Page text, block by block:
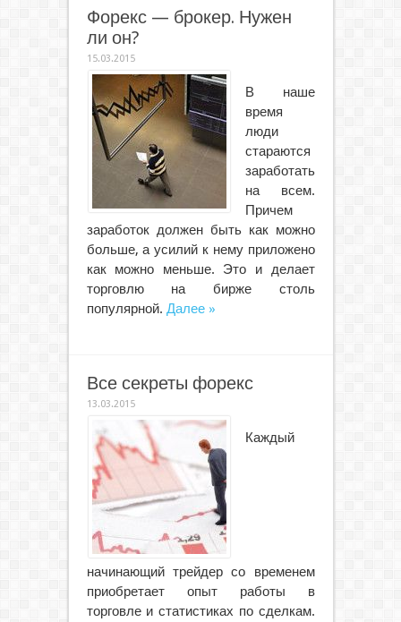
Форекс — брокер. Нужен
ли он?
15.03.2015
В наше
время
люди
стараются
заработать
на всем.
Причем
заработок должен быть как можно
больше, а усилий к нему приложено
как можно меньше. Это и делает
торговлю на бирже столь
популярной. Далее »
Все секреты форекс
13.03.2015
Каждый
начинающий трейдер со временем
приобретает опыт работы в
торговле и статистиках по сделкам.